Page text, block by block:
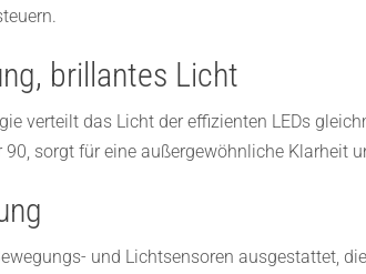
brillantes Licht
verteilt das Licht der effizienten LEDs
90, sorgt für eine außergewöhnliche Klarheit
und Lichtsensoren ausgestattet,